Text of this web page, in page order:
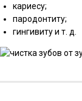
кариесу;
пародонтиту;
гингивиту и т. д.